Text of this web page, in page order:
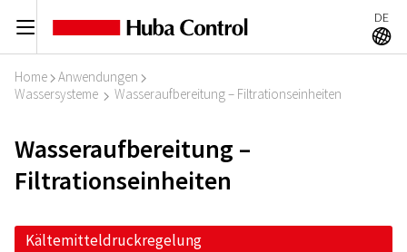
C DE
A
Home I Anwendungen I
Wassersysteme I Wasseraufbereitung – Filtrationseinheiten
Wasseraufbereitung –
Filtrationseinheiten
Kältemitteldruckregelung